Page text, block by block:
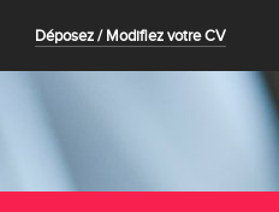
Déposez / Modifiez votre CV